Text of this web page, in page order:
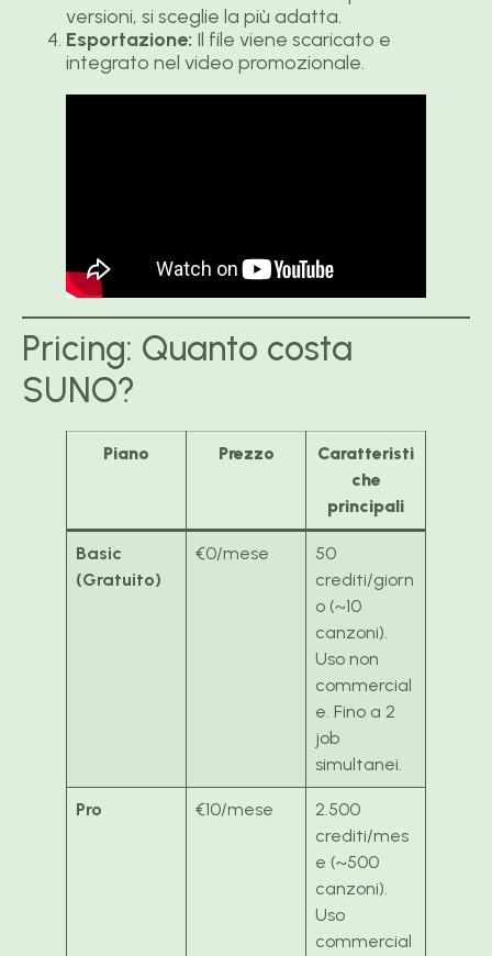
versioni, si sceglie la più adatta.
Esportazione: Il file viene scaricato e
integrato nel video promozionale.
Pricing: Quanto costa
SUNO?
Piano Prezzo
Caratteristi
che
principali
Basic
(Gratuito)
€0/mese
50
crediti/giorn
o (~10
canzoni).
Uso non
commercial
e. Fino a 2
job
simultanei.
Pro €10/mese
2.500
crediti/mes
e (~500
canzoni).
Uso
commercial